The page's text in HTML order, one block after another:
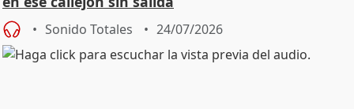
Sonido Totales 24/07/2026